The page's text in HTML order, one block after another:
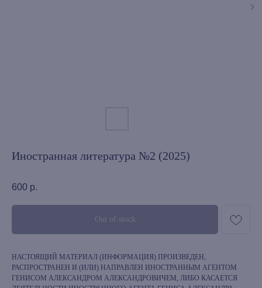
Иностранная литература №2 (2025)
600 р.
Out of stock
НАСТОЯЩИЙ МАТЕРИАЛ (ИНФОРМАЦИЯ) ПРОИЗВЕДЕН,
РАСПРОСТРАНЕН И (ИЛИ) НАПРАВЛЕН ИНОСТРАННЫМ АГЕНТОМ
ГЕНИСОМ АЛЕКСАНДРОМ АЛЕКСАНДРОВИЧЕМ, ЛИБО КАСАЕТСЯ